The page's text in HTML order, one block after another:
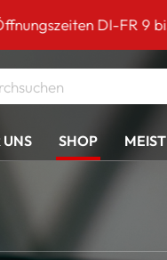
DI-FR 9 bis 18
UNS SHOP